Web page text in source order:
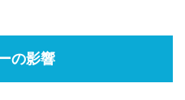
の影響